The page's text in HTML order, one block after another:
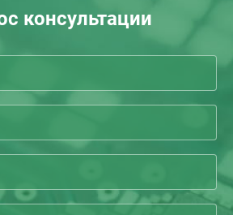
консультации